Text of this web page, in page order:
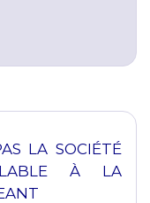
LA SOCIÉTÉ
À LA